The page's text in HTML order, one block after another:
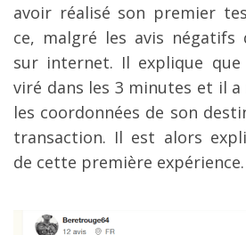
avoir réalisé son premier
ce, malgré les avis négatifs
sur internet. Il explique
viré dans les 3 minutes et il
les coordonnées de son
transaction. Il est alors
de cette première expérience.